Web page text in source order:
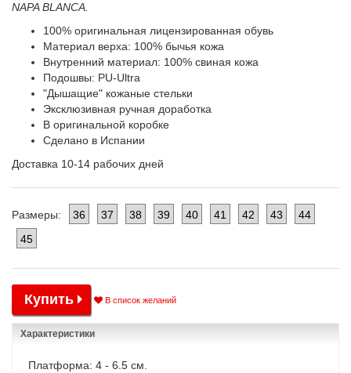
NAPA BLANCA.
100% оригинальная лицензированная обувь
Материал верха: 100% бычья кожа
Внутренний материал: 100% свиная кожа
Подошвы: PU-Ultra
"Дышащие" кожаные стельки
Эксклюзивная ручная доработка
В оригинальной коробке
Сделано в Испании
Доставка 10-14 рабочих дней
Размеры: 36 37 38 39 40 41 42 43
44
45
Купить В список желаний
Характеристики
Платформа: 4 - 6.5 см.